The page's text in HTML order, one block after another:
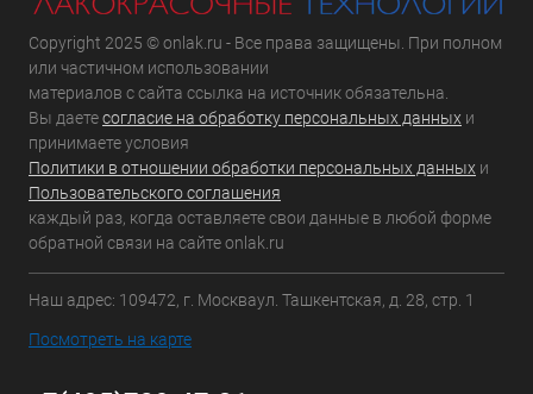
Copyright 2025 © onlak.ru - Все права защищены. При полном
или частичном использовании
материалов с сайта ссылка на источник обязательна.
Вы даетесогласие на обработку персональных данных и
принимаете условия
Политики в отношении обработки персональных данных и
Пользовательского соглашения
каждый раз, когда оставляете свои данные в любой форме
обратной связи на сайте onlak.ru
Наш адрес: 109472, г. Москваул. Ташкентская, д. 28, стр. 1
Посмотреть на карте